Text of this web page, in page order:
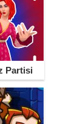
Partisi